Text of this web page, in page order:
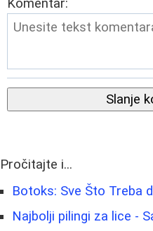
Komentar:
Slanje
Pročitajte i...
Botoks: Sve Što Treba
Najbolji pilingi za lice -